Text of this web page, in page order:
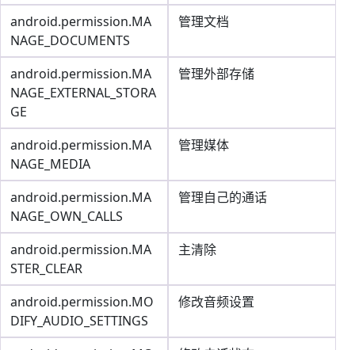
android.permission.MA
NAGE_DOCUMENTS
管理文档
android.permission.MA
NAGE_EXTERNAL_STORA
GE
管理外部存储
android.permission.MA
NAGE_MEDIA
管理媒体
android.permission.MA
NAGE_OWN_CALLS
管理自己的通话
android.permission.MA
STER_CLEAR
主清除
android.permission.MO
DIFY_AUDIO_SETTINGS
修改音频设置